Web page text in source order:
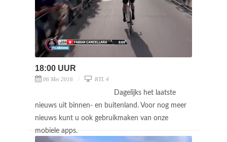
18:00 UUR
06 Mei 2016 RTL 4
Dagelijks het laatste
nieuws uit binnen- en buitenland. Voor nog meer
nieuws kunt u ook gebruikmaken van onze
mobiele apps.